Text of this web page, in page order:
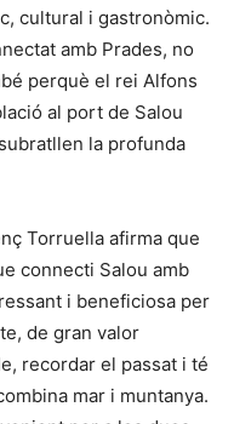
cultural i gastronòmic.
amb Prades, no
perquè el rei Alfons
al port de Salou
la profunda
Torruella afirma que
connecti Salou amb
i beneficiosa per
de gran valor
recordar el passat i té
mar i muntanya.